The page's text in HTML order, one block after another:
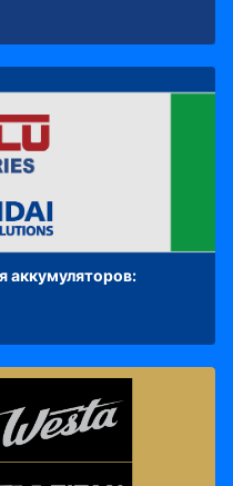
аккумуляторов: